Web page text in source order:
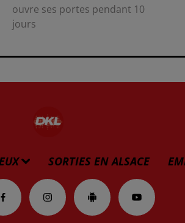
ouvre ses portes pendant 10
jours
SORTIES EN ALSACE